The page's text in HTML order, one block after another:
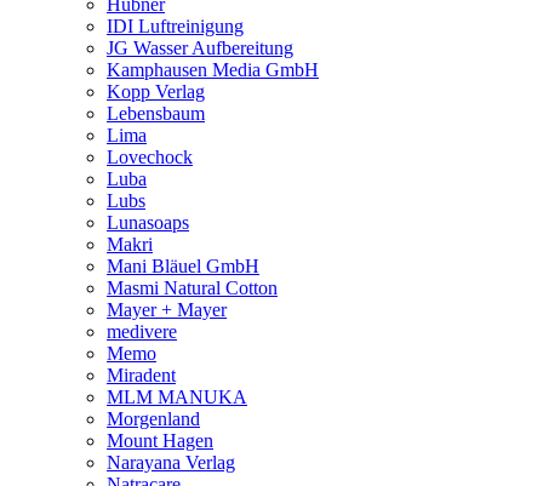
Hübner
IDI Luftreinigung
JG Wasser Aufbereitung
Kamphausen Media GmbH
Kopp Verlag
Lebensbaum
Lima
Lovechock
Luba
Lubs
Lunasoaps
Makri
Mani Bläuel GmbH
Masmi Natural Cotton
Mayer + Mayer
medivere
Memo
Miradent
MLM MANUKA
Morgenland
Mount Hagen
Narayana Verlag